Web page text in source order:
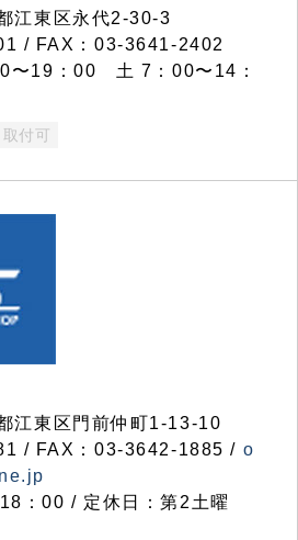
江東区永代2-30-3
/ FAX：03-3641-2402
〜19：00 土 7：00〜14：
付可
東区門前仲町1-13-10
/ FAX：03-3642-1885 / o
：00 / 定休日：第2土曜